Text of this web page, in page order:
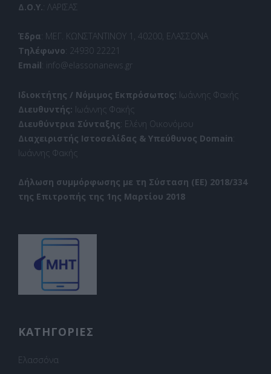
Δ.Ο.Υ.: ΛΑΡΙΣΑΣ
Έδρα: ΜΕΓ. ΚΩΝΣΤΑΝΤΙΝΟΥ 1, 40200, ΕΛΑΣΣΟΝΑ
Τηλέφωνο: 24930 22221
Email: info@elassonanews.gr
Ιδιοκτήτης / Νόμιμος Εκπρόσωπος: Ιωάννης Φακής
Διευθυντής: Ιωάννης Φακής
Διευθύντρια Σύνταξης: Ελένη Οικονόμου
Διαχειριστής Ιστοσελίδας & Υπεύθυνος Domain:
Ιωάννης Φακής
Δήλωση συμμόρφωσης με τη Σύσταση (ΕΕ) 2018/334
της Επιτροπής της 1ης Μαρτίου 2018
ΚΑΤΗΓΟΡΙΕΣ
Ελασσόνα